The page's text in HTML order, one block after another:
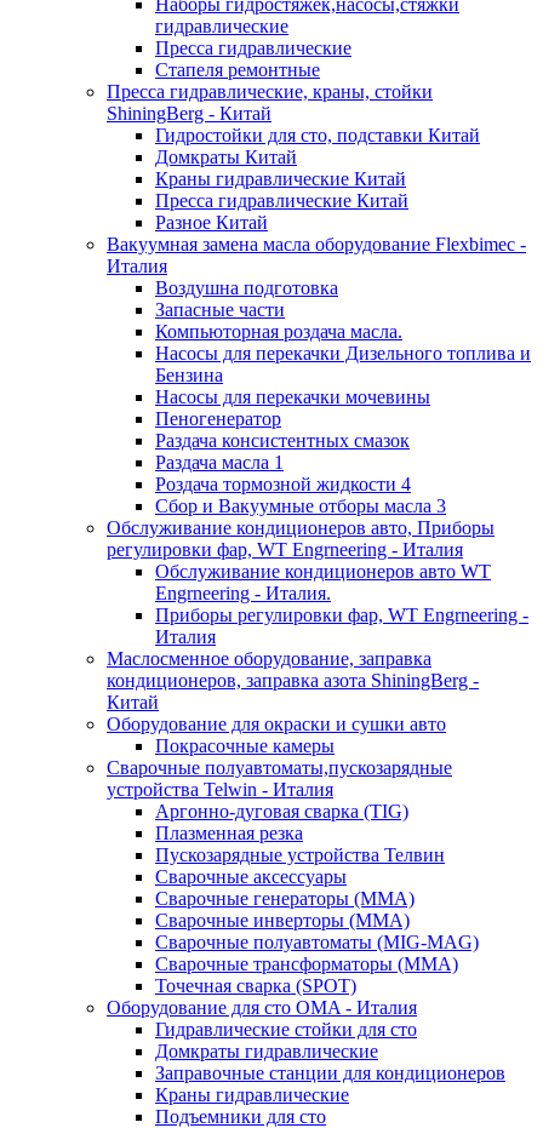
Наборы гидростяжек,насосы,стяжки
гидравлические
Пресса гидравлические
Стапеля ремонтные
Пресса гидравлические, краны, стойки
ShiningBerg - Китай
Гидростойки для сто, подставки Китай
Домкраты Китай
Краны гидравлические Китай
Пресса гидравлические Китай
Разное Китай
Вакуумная замена масла оборудование Flexbimeс -
Италия
Воздушна подготовка
Запасные части
Компьюторная роздача масла.
Насосы для перекачки Дизельного топлива и
Бензина
Насосы для перекачки мочевины
Пеногенератор
Раздача консистентных смазок
Раздача масла 1
Роздача тормозной жидкости 4
Сбор и Вакуумные отборы масла 3
Обслуживание кондиционеров авто, Приборы
регулировки фар, WT Engrneering - Италия
Обслуживание кондиционеров авто WT
Engrneering - Италия.
Приборы регулировки фар, WT Engrneering -
Италия
Маслосменное оборудование, заправка
кондиционеров, заправка азота ShiningBerg -
Китай
Оборудование для окраски и сушки авто
Покрасочные камеры
Сварочные полуавтоматы,пускозарядные
устройства Telwin - Италия
Аргонно-дуговая сварка (TIG)
Плазменная резка
Пускозарядные устройства Телвин
Сварочные аксессуары
Сварочные генераторы (MMA)
Сварочные инверторы (MMA)
Сварочные полуавтоматы (MIG-MAG)
Сварочные трансформаторы (MMA)
Точечная сварка (SPOT)
Оборудование для сто OMA - Италия
Гидравлические стойки для сто
Домкраты гидравлические
Заправочные станции для кондиционеров
Краны гидравлические
Подъемники для сто